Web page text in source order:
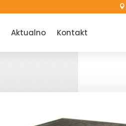

Aktualno Kontakt